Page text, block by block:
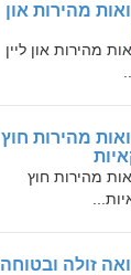
מהירות און
מהירות און ליין
מהירות חוץ
מהירות חוץ
זולה ובטוחה